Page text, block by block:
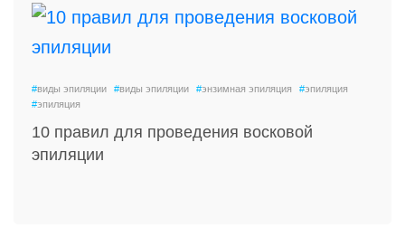
#виды эпиляции #виды эпиляции #энзимная эпиляция #эпиляция
#эпиляция
10 правил для проведения восковой
эпиляции